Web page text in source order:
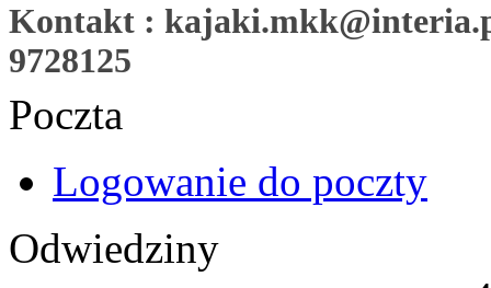
Kontakt :
9728125
Poczta
Logowanie do poczty
Odwiedziny